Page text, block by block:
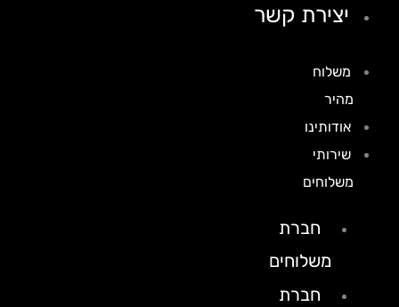
יצירת קשר
משלוח
אודותינו
שירותי
משלוחים
חברת
משלוחים
חברת